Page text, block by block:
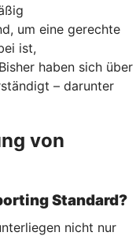
um eine gerechte
ist,
haben sich über
– darunter
von
Standard?
nicht nur